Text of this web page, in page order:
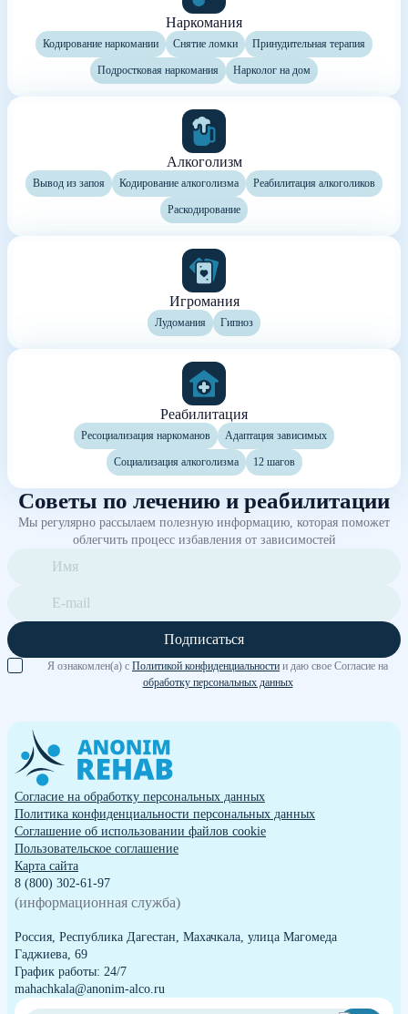
Наркомания
Кодирование наркомании Снятие ломки Принудительная терапия
Подростковая наркомания Нарколог на дом
Алкоголизм
Вывод из запоя Кодирование алкоголизма Реабилитация алкоголиков
Раскодирование
Игромания
Лудомания Гипноз
Реабилитация
Ресоциализация наркоманов Адаптация зависимых
Социализация алкоголизма 12 шагов
Советы по лечению и реабилитации
Мы регулярно рассылаем полезную информацию, которая поможет
облегчить процесс избавления от зависимостей
Подписаться
Я ознакомлен(а) с Политикой конфиденциальности и даю свое Согласие на
обработку персональных данных
Согласие на обработку персональных данных
Политика конфиденциальности персональных данных
Cоглашение об использовании файлов cookie
Пользовательское соглашение
Карта сайта
8 (800) 302-61-97
(информационная служба)
Россия, Республика Дагестан, Махачкала, улица Магомеда
Гаджиева, 69
График работы: 24/7
mahachkala@anonim-alco.ru